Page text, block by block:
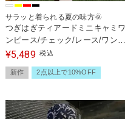
サラッと着られる夏の味方🌞
つぎはぎティアードミニキャミワ
ンピース/チェック/レース/ワント
ーン/#NEO森ガール
¥5,489 税込
新作 2点以上で10%OFF